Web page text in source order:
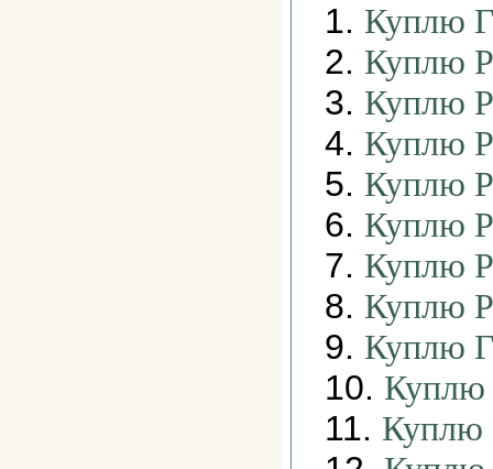
1. Куплю
2. Куплю
3. Куплю
4. Куплю
5. Куплю
6. Куплю
7. Куплю
8. Куплю
9. Куплю
10.
11. Куплю